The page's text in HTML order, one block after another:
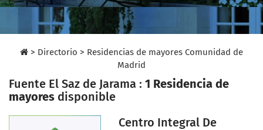
> Directorio > Residencias de mayores Comunidad de
Madrid
Fuente El Saz de Jarama : 1 Residencia de
mayores disponible
Centro Integral De